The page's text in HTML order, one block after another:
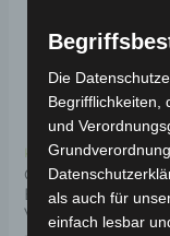
Kostenloser Versand
CARGO VOLT
VORDERACHSE
Die
Begrifflichkeiten,
und
als auch für
einfach lesbar